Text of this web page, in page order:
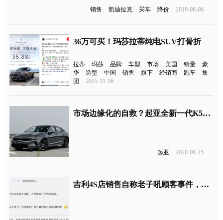
销售 凯迪拉克 买车 降价 2019-06-06
36万可买！玛莎拉蒂纯电SUV打骨折
拉蒂 玛莎 品牌 车型 市场 美国 销量
豪
华
造型 中国 销售 旗下 经销商 跑车
集
团
2025-11-16
市场边缘化的自救？起亚全新一代K5综合优惠约13万起
起亚 2020-08-25
吉利4S店销售自称老子吼顾客事件，最新回应来了！